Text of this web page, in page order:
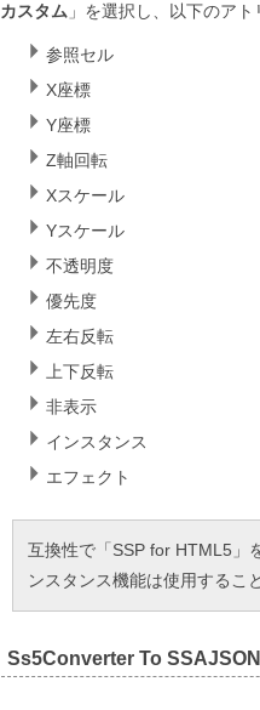
カスタム 」を選択し、以下のア
参照セル
X座標
Y座標
Z軸回転
Xスケール
Yスケール
不透明度
優先度
左右反転
上下反転
非表示
インスタンス
エフェクト
互換性で「SSP for HTML5」
ンスタンス機能は使用するこ
Ss5Converter To